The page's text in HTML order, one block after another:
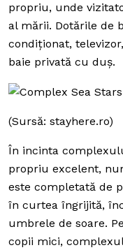
propriu, unde
al mării. Dotările de
condiționat,
baie privată cu duș.
(Sursă: stayhere.ro)
În incinta
propriu excelent,
este completată de
în curtea îngrijită,
umbrele de soare.
copii mici,